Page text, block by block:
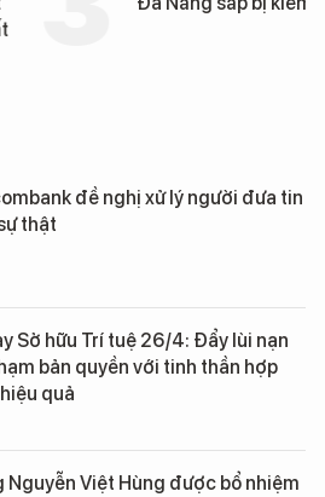
đề nghị xử lý người đưa tin
thật
Sở hữu Trí tuệ 26/4: Đẩy lùi nạn
bản quyền với tinh thần hợp
quả
Nguyễn Việt Hùng được bổ nhiệm